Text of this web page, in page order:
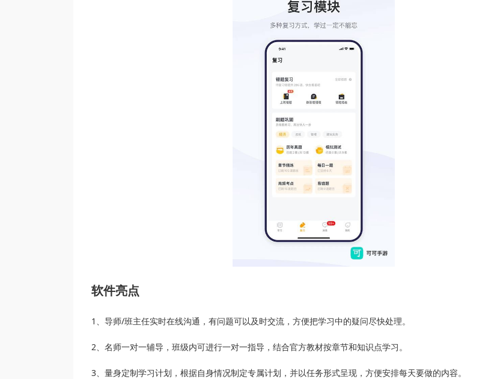
软件亮点
1、导师/班主任实时在线沟通，有问题可以及时交流，方便把学习中的疑问尽快处理。
2、名师一对一辅导，班级内可进行一对一指导，结合官方教材按章节和知识点学习。
3、量身定制学习计划，根据自身情况制定专属计划，并以任务形式呈现，方便安排每天要做的内容。